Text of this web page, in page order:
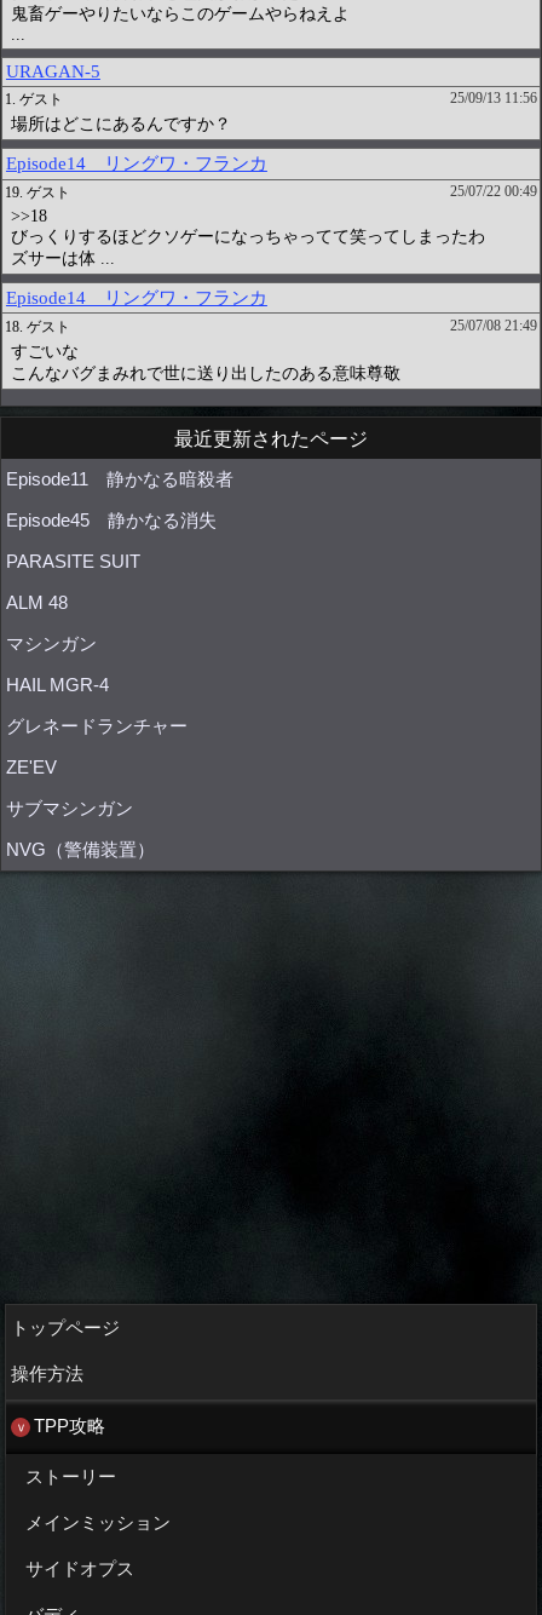
最近更新されたページ
Episode11 静かなる暗殺者
Episode45 静かなる消失
PARASITE SUIT
ALM 48
マシンガン
HAIL MGR-4
グレネードランチャー
ZE'EV
サブマシンガン
NVG（警備装置）
トップページ
操作方法
TPP攻略
ストーリー
メインミッション
サイドオプス